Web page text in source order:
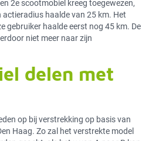
2e scootmobiel kreeg toegewezen,
actieradius haalde van 25 km. Het
gebruiker haalde eerst nog 45 km. De
niet meer naar zijn
delen met
op bij verstrekking op basis van
Haag. Zo zal het verstrekte model